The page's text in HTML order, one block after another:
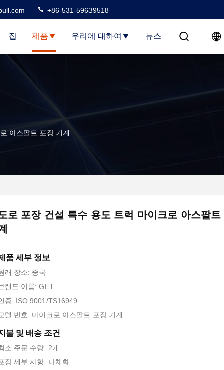
+86-531-59639518
집 제품 우리에 대하여 뉴스
아스팔트 포장 기계
로 포장 건설 특수 용도 트럭 마이크로 아스팔트
품 세부 정보
래 장소: 중국
랜드 이름: GET
증: ISO 9001/TS16949
델 번호: 마이크로 아스팔트 포장 기계
불 및 배송 조건
소 주문 수량: 2개
장 세부 사항: 나체화